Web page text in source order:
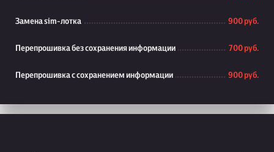
Замена sim-лотка 900 руб.
Перепрошивка без сохранения информации 700 руб.
Перепрошивка с сохранением информации 900 руб.